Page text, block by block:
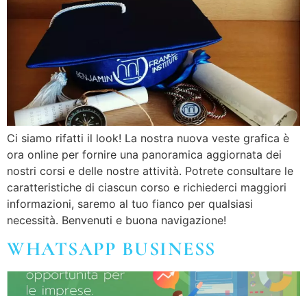
Ci siamo rifatti il look! La nostra nuova veste grafica è
ora online per fornire una panoramica aggiornata dei
nostri corsi e delle nostre attività. Potrete consultare le
caratteristiche di ciascun corso e richiederci maggiori
informazioni, saremo al tuo fianco per qualsiasi
necessità. Benvenuti e buona navigazione!
WHATSAPP BUSINESS